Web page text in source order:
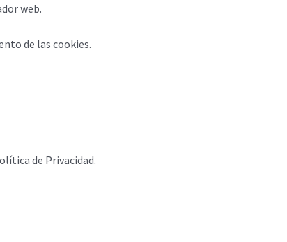
web.
de las cookies.
de Privacidad.